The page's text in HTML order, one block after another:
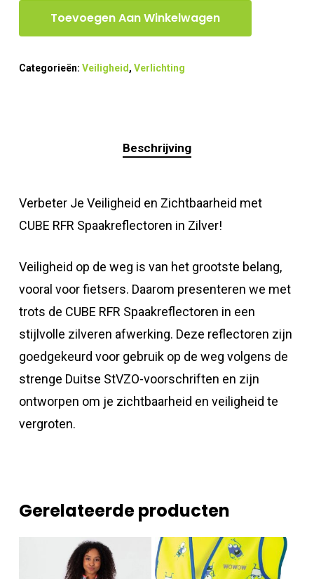
Toevoegen Aan Winkelwagen
Categorieën: Veiligheid , Verlichting
Beschrijving
Verbeter Je Veiligheid en Zichtbaarheid met
CUBE RFR Spaakreflectoren in Zilver!
Veiligheid op de weg is van het grootste belang,
vooral voor fietsers. Daarom presenteren we met
trots de CUBE RFR Spaakreflectoren in een
stijlvolle zilveren afwerking. Deze reflectoren zijn
goedgekeurd voor gebruik op de weg volgens de
strenge Duitse StVZO-voorschriften en zijn
ontworpen om je zichtbaarheid en veiligheid te
vergroten.
Gerelateerde producten